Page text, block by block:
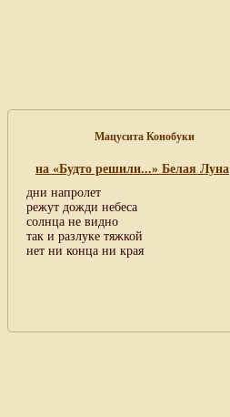
Мацусита Конобуки
на «Будто решили...» Белая Луна
дни напролет
режут дожди небеса
солнца не видно
так и разлуке тяжкой
нет ни конца ни края